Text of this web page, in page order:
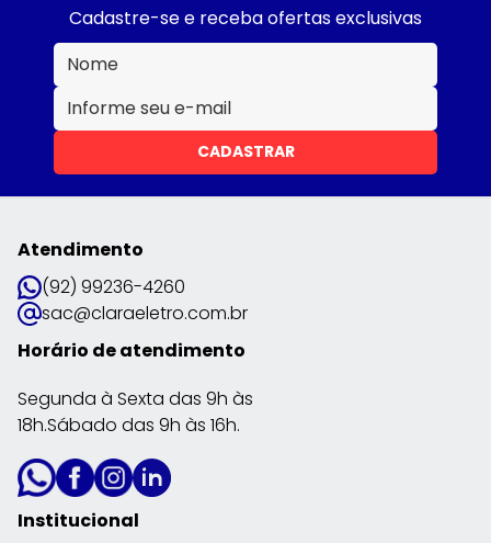
Cadastre-se e receba ofertas exclusivas
CADASTRAR
Atendimento
(92) 99236-4260
sac@claraeletro.com.br
Horário de atendimento
Segunda à Sexta das 9h às
18h.Sábado das 9h às 16h.
Institucional